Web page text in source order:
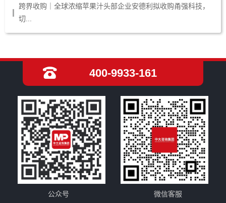
跨界收购｜全球浓缩苹果汁头部企业安德利拟收购甬强科技，
切...
400-9933-161
公众号 微信客服